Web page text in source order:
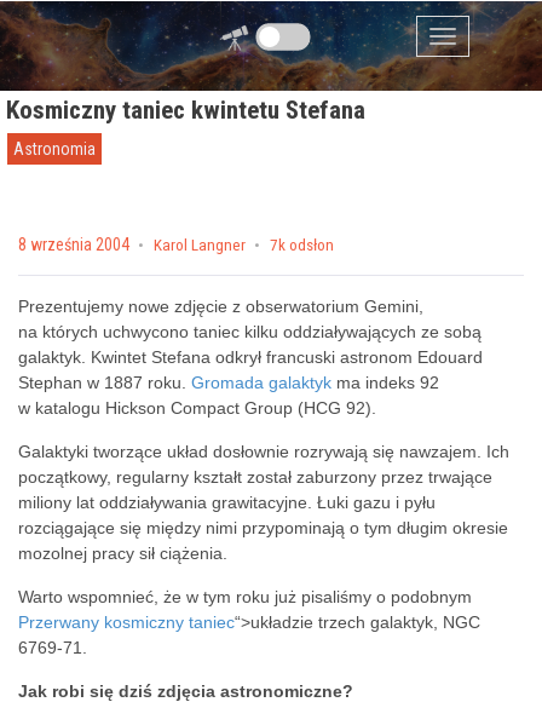
Przejdź do zawartości
Menu
Kosmiczny taniec kwintetu Stefana
Astronomia
Posted on
8 września 2004 by Karol Langner 7k odsłon
Prezentujemy nowe zdjęcie z obserwatorium Gemini,
na których uchwycono taniec kilku oddziaływających ze sobą
galaktyk. Kwintet Stefana odkrył francuski astronom Edouard
Stephan w 1887 roku. Gromada galaktyk ma indeks 92
w katalogu Hickson Compact Group (HCG 92).
Galaktyki tworzące układ dosłownie rozrywają się nawzajem. Ich
początkowy, regularny kształt został zaburzony przez trwające
miliony lat oddziaływania grawitacyjne. Łuki gazu i pyłu
rozciągające się między nimi przypominają o tym długim okresie
mozolnej pracy sił ciążenia.
Warto wspomnieć, że w tym roku już pisaliśmy o podobnym
Przerwany kosmiczny taniec“>układzie trzech galaktyk, NGC
6769-71.
Jak robi się dziś zdjęcia astronomiczne?